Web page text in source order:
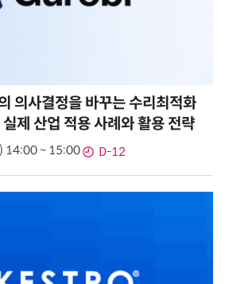
의사결정을 바꾸는 수리최적화
산업 적용 사례와 활용 전략
14:00 ~ 15:00 D-12